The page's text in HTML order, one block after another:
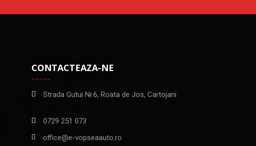
CONTACTEAZA-NE
Strada Gutui Nr.6, Roata de Jos, Cartojani
0729 251 073
office@e-vopseaauto.ro